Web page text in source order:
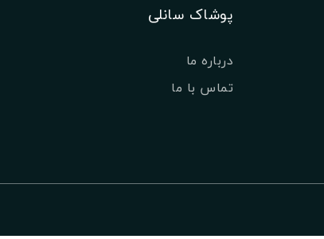
پوشاک سانلی
درباره ما
تماس با ما